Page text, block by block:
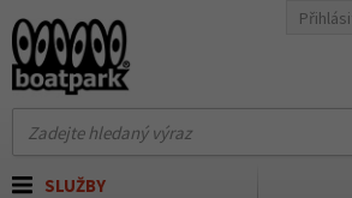
SLUŽBY